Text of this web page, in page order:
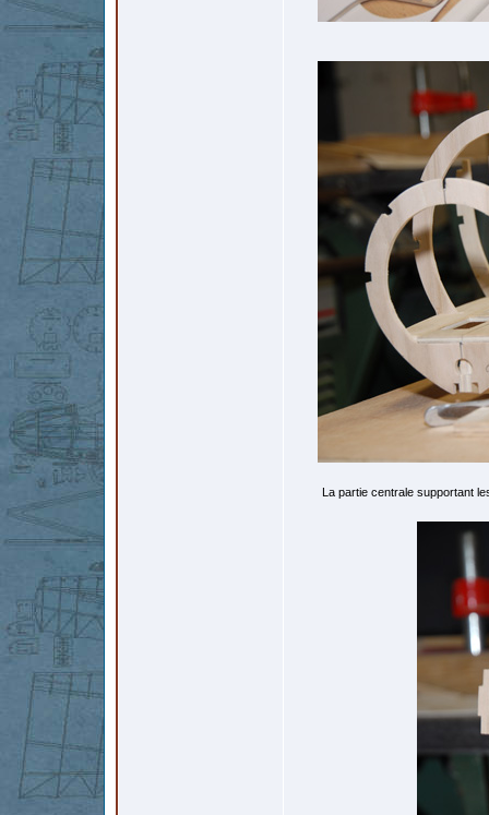
La partie centrale supportant